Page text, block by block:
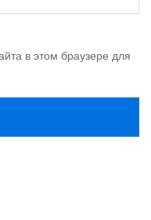
в этом браузере для